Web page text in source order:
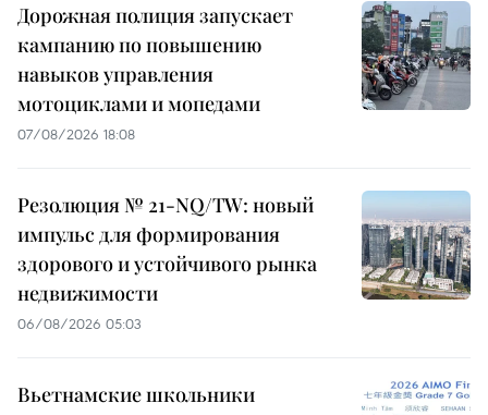
Дорожная полиция запускает
кампанию по повышению
навыков управления
мотоциклами и мопедами
07/08/2026 18:08
Резолюция № 21-NQ/TW: новый
импульс для формирования
здорового и устойчивого рынка
недвижимости
06/08/2026 05:03
Вьетнамские школьники